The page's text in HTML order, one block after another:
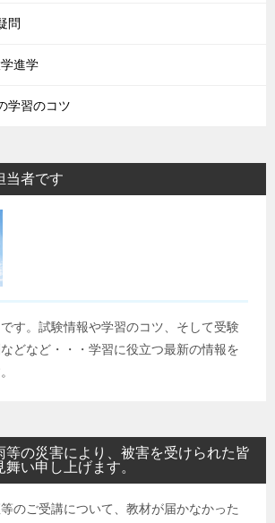
問
進学
学習のコツ
当者です
す。試験情報や学習のコツ、そして受験
どなど・・・学習に役立つ最新の情報を
等の災害により、被害を受けられた皆
い申し上げます。
のご受講について、教材が届かなかった